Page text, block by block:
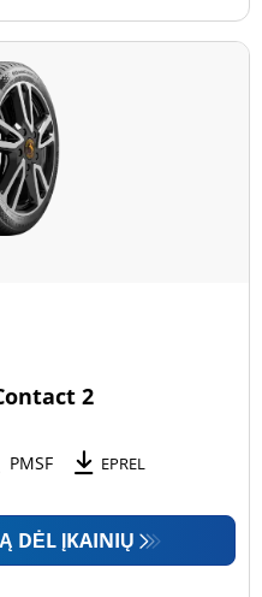
2
PMSF EPREL
DĖL ĮKAINIŲ